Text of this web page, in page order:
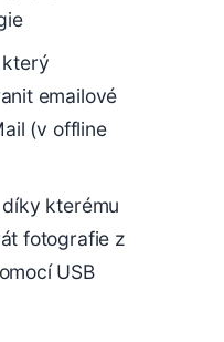
který
emailové
(v offline
kterému
fotografie z
USB